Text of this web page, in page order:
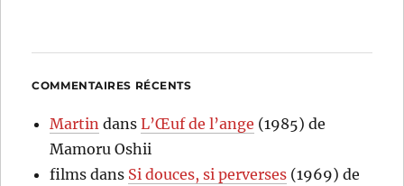
COMMENTAIRES RÉCENTS
Martin dansL’Œuf de l’ange (1985) de
Mamoru Oshii
films dans Si douces, si perverses (1969) de